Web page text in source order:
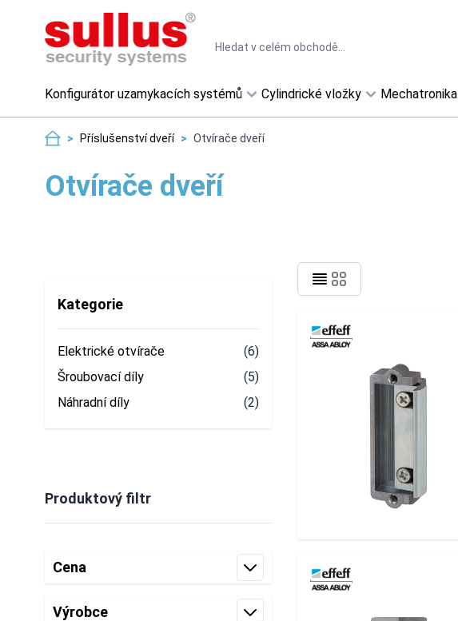
Konfigurátor uzamykacích systémů Cylindrické vložky Mechatronika
> Příslušenství dveří > Otvírače dveří
Otvírače dveří
Produktový filtr
Cena
Výrobce
Kategorie
Elektrické otvírače
(6)
Šroubovací díly
(5)
Náhradní díly
(2)